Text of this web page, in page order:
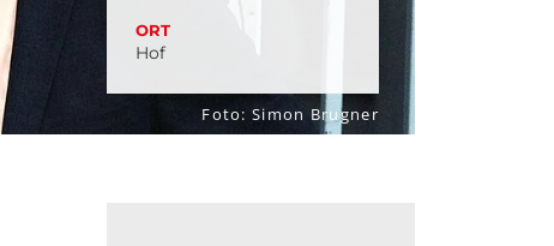
ORT
Hof
Foto: Simon Brugner